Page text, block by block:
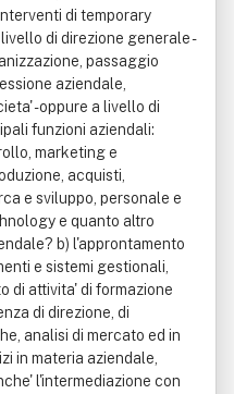
di temporary
di direzione generale -
passaggio
aziendale,
- oppure a livello di
funzioni aziendali:
marketing e
acquisti,
e sviluppo, personale e
e quanto altro
b) l'approntamento
e sistemi gestionali,
di attivita' di formazione
di direzione, di
analisi di mercato ed in
in materia aziendale,
l'intermediazione con